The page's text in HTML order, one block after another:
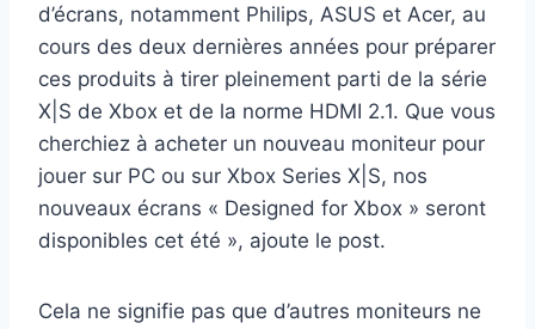
d’écrans, notamment Philips, ASUS et Acer, au
cours des deux dernières années pour préparer
ces produits à tirer pleinement parti de la série
X|S de Xbox et de la norme HDMI 2.1. Que vous
cherchiez à acheter un nouveau moniteur pour
jouer sur PC ou sur Xbox Series X|S, nos
nouveaux écrans « Designed for Xbox » seront
disponibles cet été », ajoute le post.
Cela ne signifie pas que d’autres moniteurs ne